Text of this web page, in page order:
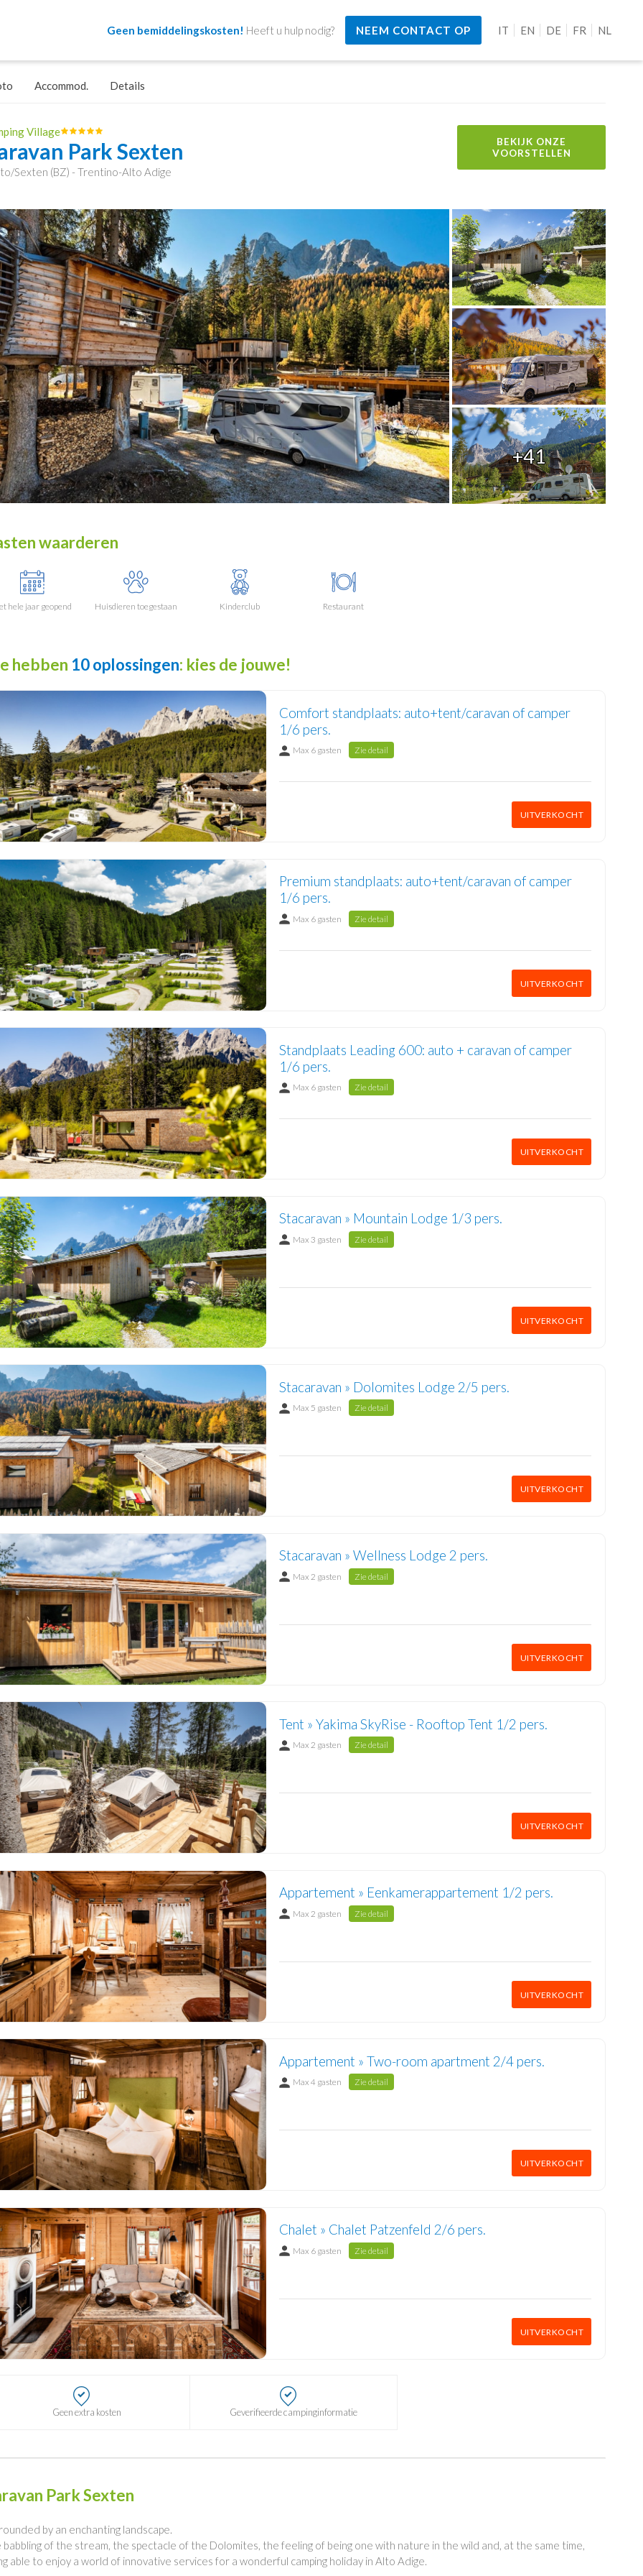
Geen bemiddelingskosten! Heeft u hulp nodig? NEEM CONTACT OP IT EN DE FR NL
Accommod. Details
Village
Park Sexten
Sexten (BZ) - Trentino-Alto Adige
BEKIJK ONZE
VOORSTELLEN
+41
waarderen
hele jaar geopend Huisdieren toegestaan Kinderclub Restaurant
hebben 10 oplossingen: kies de jouwe!
Comfort standplaats: auto+tent/caravan of camper
1/6 pers.
Max 6 gasten Zie detail
UITVERKOCHT
Premium standplaats: auto+tent/caravan of camper
1/6 pers.
Max 6 gasten Zie detail
UITVERKOCHT
Standplaats Leading 600: auto + caravan of camper
1/6 pers.
Max 6 gasten Zie detail
UITVERKOCHT
Stacaravan » Mountain Lodge 1/3 pers.
Max 3 gasten Zie detail
UITVERKOCHT
Stacaravan » Dolomites Lodge 2/5 pers.
Max 5 gasten Zie detail
UITVERKOCHT
Stacaravan » Wellness Lodge 2 pers.
Max 2 gasten Zie detail
UITVERKOCHT
Tent » Yakima SkyRise - Rooftop Tent 1/2 pers.
Max 2 gasten Zie detail
UITVERKOCHT
Appartement » Eenkamerappartement 1/2 pers.
Max 2 gasten Zie detail
UITVERKOCHT
Appartement » Two-room apartment 2/4 pers.
Max 4 gasten Zie detail
UITVERKOCHT
Chalet » Chalet Patzenfeld 2/6 pers.
Max 6 gasten Zie detail
UITVERKOCHT
Geen extra kosten Geverifieerde campinginformatie
Park Sexten
by an enchanting landscape.
babbling of the stream, the spectacle of the Dolomites, the feeling of being one with nature in the wild and, at the same time,
able to enjoy a world of innovative services for a wonderful camping holiday in Alto Adige.